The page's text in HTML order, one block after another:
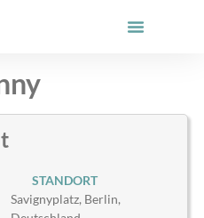
STANDORT
Savignyplatz, Berlin,